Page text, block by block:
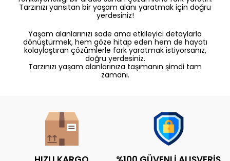
Tarzınızı yansıtan bir yaşam alanı yaratmak için doğru
yerdesiniz!
Yaşam alanlarınızı sade ama etkileyici detaylarla
dönüştürmek, hem göze hitap eden hem de hayatı
kolaylaştıran çözümlerle fark yaratmak istiyorsanız,
doğru yerdesiniz.
Tarzınızı yaşam alanlarınıza taşımanın şimdi tam
zamanı.